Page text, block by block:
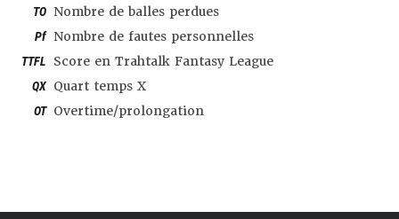
TO Nombre de balles perdues
Pf Nombre de fautes personnelles
TTFL Score en Trahtalk Fantasy League
QX Quart temps X
OT Overtime/prolongation